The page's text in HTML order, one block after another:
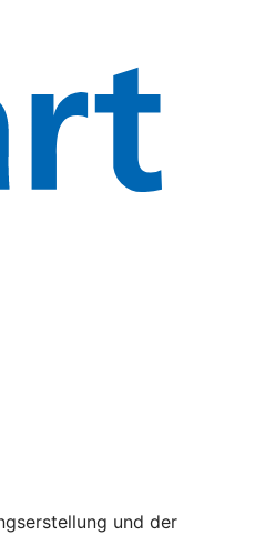
und der